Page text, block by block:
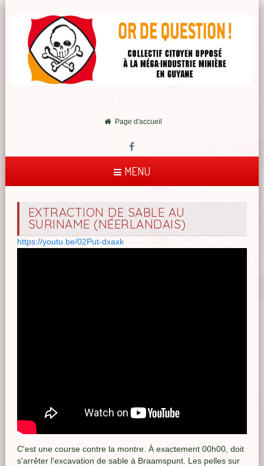
Page d'accueil
MENU
EXTRACTION DE SABLE AU
SURINAME (NÉERLANDAIS)
https://youtu.be/02Put-dxaxk
C'est une course contre la montre. À exactement 00h00, doit
s'arrêter l'excavation de sable à Braamspunt. Les pelles sur